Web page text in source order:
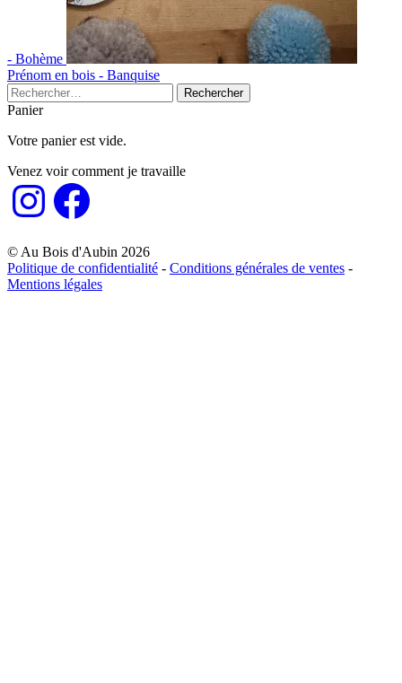
- Bohème
Prénom en bois - Banquise
Rechercher :
Panier
Votre panier est vide.
Venez voir comment je travaille
InstagramFacebook
© Au Bois d'Aubin 2026
Politique de confidentialité - Conditions générales de ventes -
Mentions légales